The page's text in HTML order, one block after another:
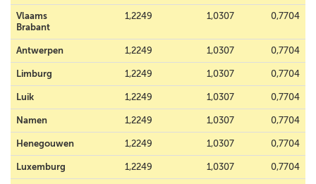
Vlaams
Brabant
1,2249 1,0307 0,7704
Antwerpen 1,2249 1,0307 0,7704
Limburg 1,2249 1,0307 0,7704
Luik 1,2249 1,0307 0,7704
Namen 1,2249 1,0307 0,7704
Henegouwen 1,2249 1,0307 0,7704
Luxemburg 1,2249 1,0307 0,7704